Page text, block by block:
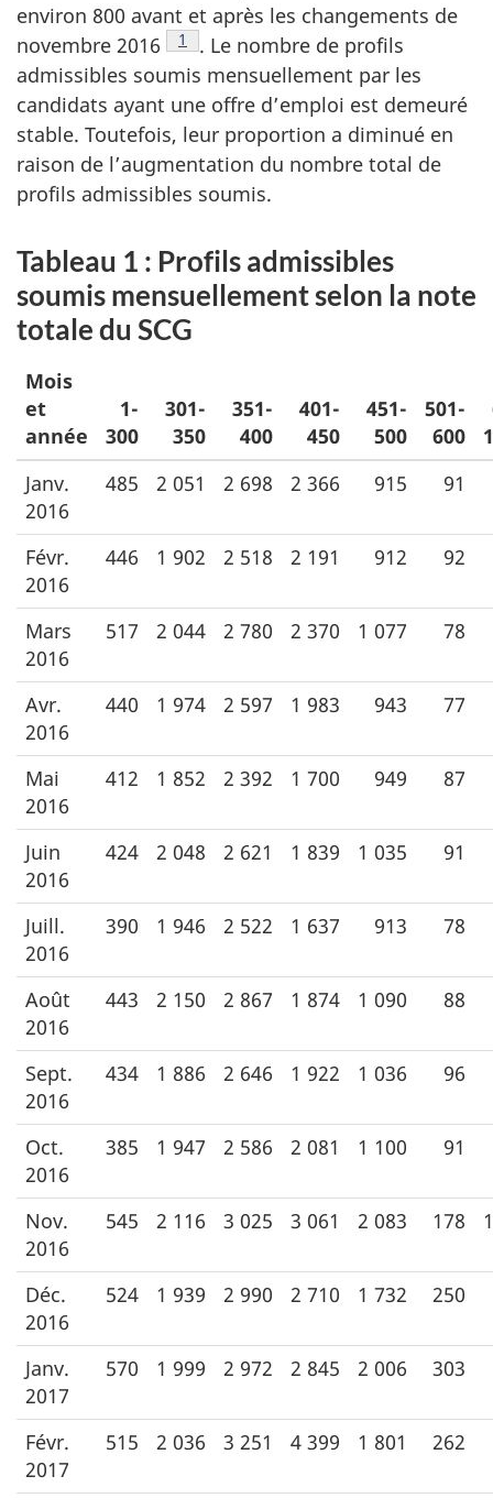
environ 800 avant et après les changements de
novembre 2016
Note de bas de page
1
. Le nombre de profils
admissibles soumis mensuellement par les
candidats ayant une offre d’emploi est demeuré
stable. Toutefois, leur proportion a diminué en
raison de l’augmentation du nombre total de
profils admissibles soumis.
Tableau 1 : Profils admissibles
soumis mensuellement selon la note
totale du SCG
Mois
et
année
1-
300
301-
350
351-
400
401-
450
451-
500
501-
600
Janv.
2016
485 2 051 2 698 2 366 915 91
Févr.
2016
446 1 902 2 518 2 191 912 92
Mars
2016
517 2 044 2 780 2 370 1 077 78
Avr.
2016
440 1 974 2 597 1 983 943 77
Mai
2016
412 1 852 2 392 1 700 949 87
Juin
2016
424 2 048 2 621 1 839 1 035 91
Juill.
2016
390 1 946 2 522 1 637 913 78
Août
2016
443 2 150 2 867 1 874 1 090 88
Sept.
2016
434 1 886 2 646 1 922 1 036 96
Oct.
2016
385 1 947 2 586 2 081 1 100 91
Nov.
2016
545 2 116 3 025 3 061 2 083 178
Déc.
2016
524 1 939 2 990 2 710 1 732 250
Janv.
2017
570 1 999 2 972 2 845 2 006 303
Févr.
2017
515 2 036 3 251 4 399 1 801 262